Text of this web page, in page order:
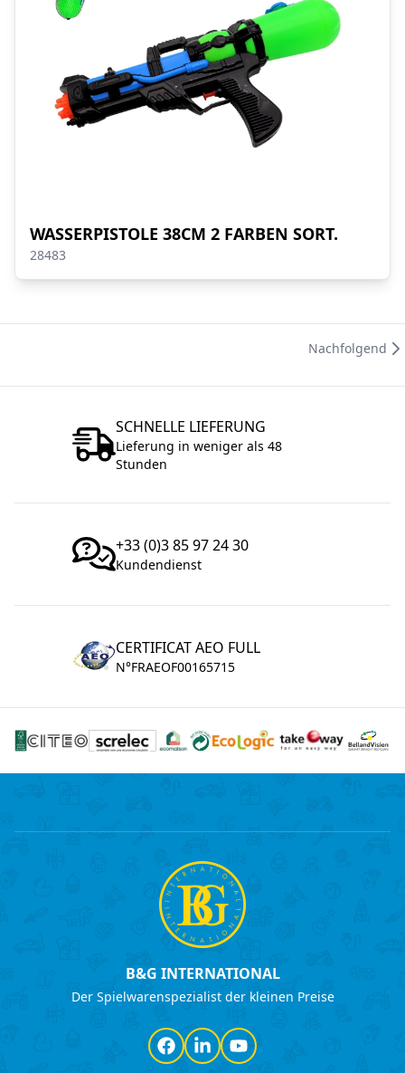
WASSERPISTOLE 38CM 2 FARBEN SORT.
28483
Nachfolgend
SCHNELLE LIEFERUNG
Lieferung in weniger als 48
Stunden
+33 (0)3 85 97 24 30
Kundendienst
CERTIFICAT AEO FULL
N°FRAEOF00165715
B&G INTERNATIONAL
Der Spielwarenspezialist der kleinen Preise
Facebook
LinkedInYouTube